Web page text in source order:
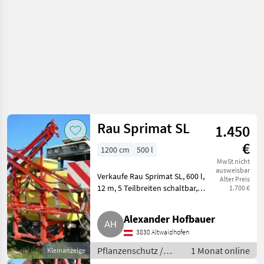
Kleinanzeige
Rau Sprimat SL
1.450
€
MwSt nicht
ausweisbar
Alter Preis
1.700 €
1200 cm 500 l
Verkaufe Rau Sprimat SL, 600 l,
12 m, 5 Teilbreiten schaltbar,
und Beleuchtung, guter
Zustand. Prüfplakette gültig bis
2027. Sofort ei
Alexander Hofbauer
3830 Altwaidhofen
Pflanzenschutz /
1 Monat online